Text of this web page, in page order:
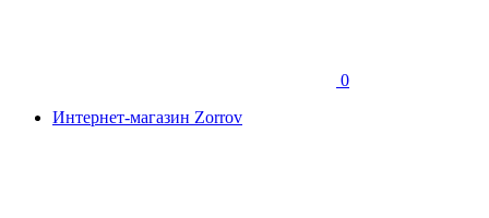
0
Интернет-магазин Zorrov